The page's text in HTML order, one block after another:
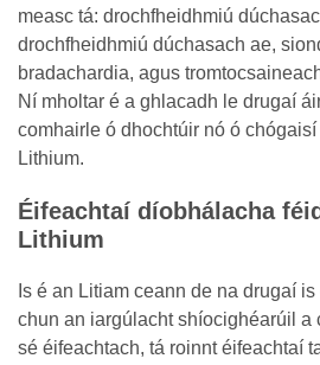
measc tá: drochfheidhmiú
drochfheidhmiú dúchasach ae,
bradachardia, agus
Ní mholtar é a ghlacadh le drugaí
comhairle ó dhochtúir nó ó
Lithium.
Éifeachtaí díobhálacha
Lithium
Is é an Litiam ceann de na drugaí
chun an iargúlacht shíocighéarúil a
sé éifeachtach, tá roinnt éifeachtaí